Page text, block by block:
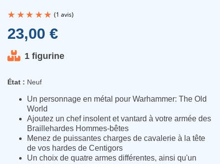
23,00 €
1 figurine
État : Neuf
Un personnage en métal pour Warhammer: The Old
World
Ajoutez un chef insolent et vantard à votre armée des
Braillehardes Hommes-bêtes
Menez de puissantes charges de cavalerie à la tête
de vos hardes de Centigors
Un choix de quatre armes différentes, ainsi qu'un